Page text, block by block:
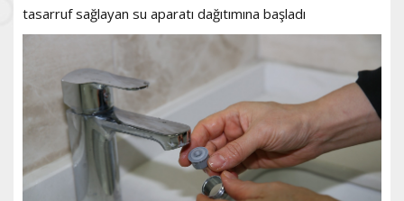
tasarruf sağlayan su aparatı dağıtımına başladı